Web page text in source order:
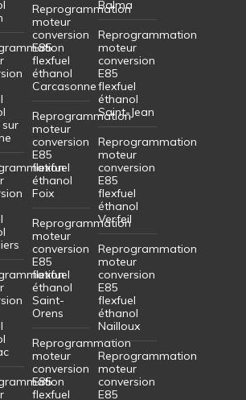
Reprogrammation
moteur
conversion
E85
flexfuel
éthanol
Carcasonne
Reprogrammation
moteur
conversion
E85
flexfuel
éthanol
Foix
Reprogrammation
moteur
conversion
E85
flexfuel
éthanol
Saint-
Orens
Reprogrammation
moteur
conversion
E85
flexfuel
Balma
Reprogrammation
moteur
conversion
E85
flexfuel
éthanol
Saint-Jean
Reprogrammation
moteur
conversion
E85
flexfuel
éthanol
Verfeil
Reprogrammation
moteur
conversion
E85
flexfuel
éthanol
Nailloux
Reprogrammation
moteur
conversion
E85